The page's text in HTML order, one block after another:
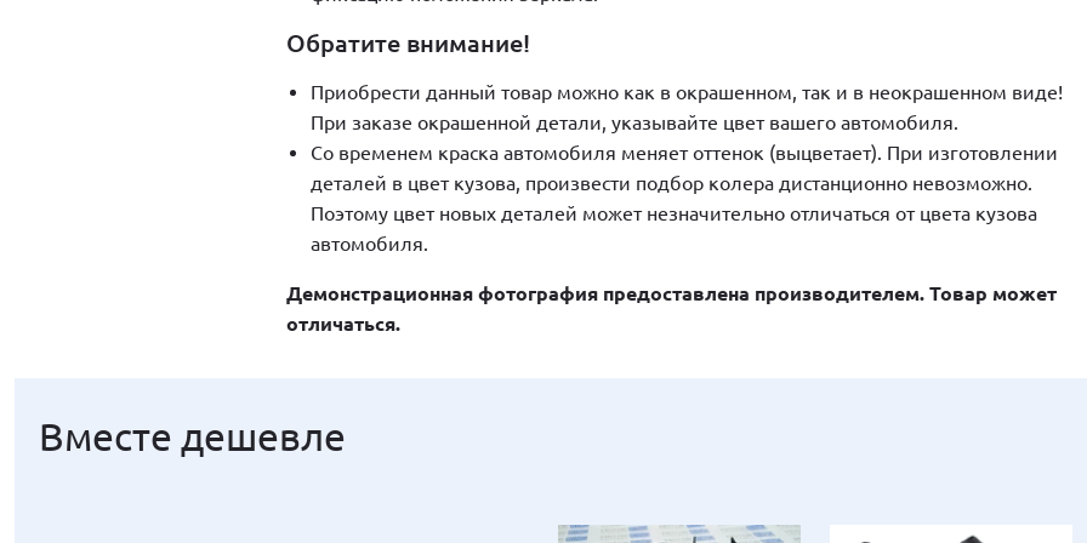
Обратите внимание!
Приобрести данный товар можно как в окрашенном, так и в неокрашенном виде!
При заказе окрашенной детали, указывайте цвет вашего автомобиля.
Со временем краска автомобиля меняет оттенок (выцветает). При изготовлении
деталей в цвет кузова, произвести подбор колера дистанционно невозможно.
Поэтому цвет новых деталей может незначительно отличаться от цвета кузова
автомобиля.
Демонстрационная фотография предоставлена производителем. Товар может
отличаться.
Вместе дешевле
Вместе дешевле
Вместе дешевле
Вместе дешевле
Вместе дешевле
Вместе дешевле